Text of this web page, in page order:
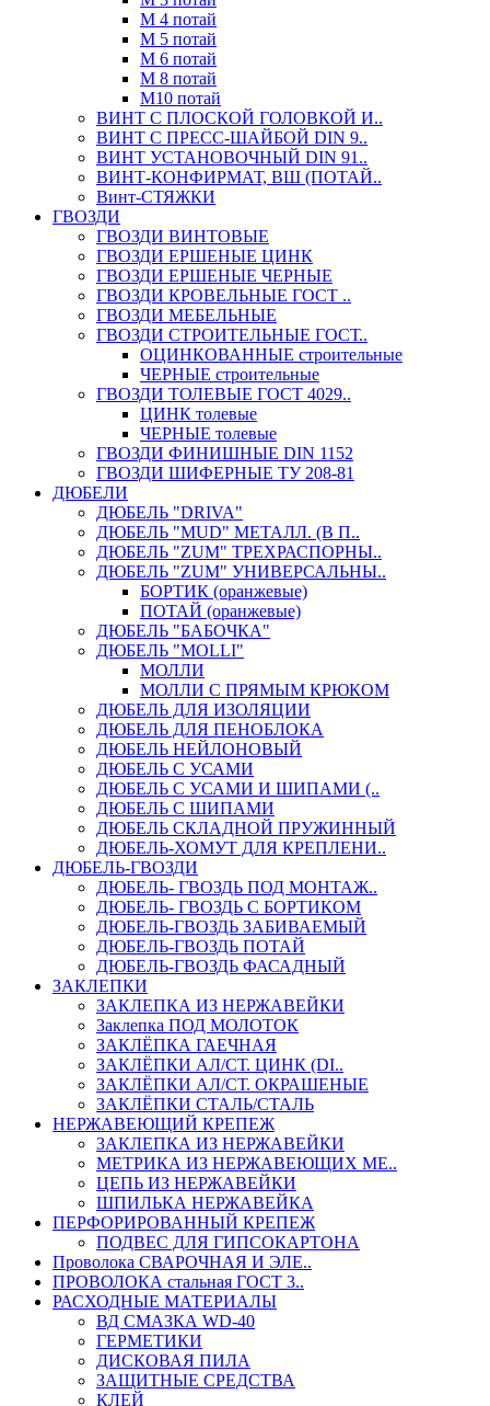
М 4 потай
М 5 потай
М 6 потай
М 8 потай
М10 потай
ВИНТ С ПЛОСКОЙ ГОЛОВКОЙ И..
ВИНТ С ПРЕСС-ШАЙБОЙ DIN 9..
ВИНТ УСТАНОВОЧНЫЙ DIN 91..
ВИНТ-КОНФИРМАТ, ВШ (ПОТАЙ..
Винт-СТЯЖКИ
ГВОЗДИ
ГВОЗДИ ВИНТОВЫЕ
ГВОЗДИ ЕРШЕНЫЕ ЦИНК
ГВОЗДИ ЕРШЕНЫЕ ЧЕРНЫЕ
ГВОЗДИ КРОВЕЛЬНЫЕ ГОСТ ..
ГВОЗДИ МЕБЕЛЬНЫЕ
ГВОЗДИ СТРОИТЕЛЬНЫЕ ГОСТ..
ОЦИНКОВАННЫЕ строительные
ЧЕРНЫЕ строительные
ГВОЗДИ ТОЛЕВЫЕ ГОСТ 4029..
ЦИНК толевые
ЧЕРНЫЕ толевые
ГВОЗДИ ФИНИШНЫЕ DIN 1152
ГВОЗДИ ШИФЕРНЫЕ ТУ 208-81
ДЮБЕЛИ
ДЮБЕЛЬ "DRIVA"
ДЮБЕЛЬ "MUD" МЕТАЛЛ. (В П..
ДЮБЕЛЬ "ZUM" ТРЕХРАСПОРНЫ..
ДЮБЕЛЬ "ZUM" УНИВЕРСАЛЬНЫ..
БОРТИК (оранжевые)
ПОТАЙ (оранжевые)
ДЮБЕЛЬ "БАБОЧКА"
ДЮБЕЛЬ "МOLLI"
МОЛЛИ
МОЛЛИ С ПРЯМЫМ КРЮКОМ
ДЮБЕЛЬ ДЛЯ ИЗОЛЯЦИИ
ДЮБЕЛЬ ДЛЯ ПЕНОБЛОКА
ДЮБЕЛЬ НЕЙЛОНОВЫЙ
ДЮБЕЛЬ С УСАМИ
ДЮБЕЛЬ С УСАМИ И ШИПАМИ (..
ДЮБЕЛЬ С ШИПАМИ
ДЮБЕЛЬ СКЛАДНОЙ ПРУЖИННЫЙ
ДЮБЕЛЬ-ХОМУТ ДЛЯ КРЕПЛЕНИ..
ДЮБЕЛЬ-ГВОЗДИ
ДЮБЕЛЬ- ГВОЗДЬ ПОД МОНТАЖ..
ДЮБЕЛЬ- ГВОЗДЬ С БОРТИКОМ
ДЮБЕЛЬ-ГВОЗДЬ ЗАБИВАЕМЫЙ
ДЮБЕЛЬ-ГВОЗДЬ ПОТАЙ
ДЮБЕЛЬ-ГВОЗДЬ ФАСАДНЫЙ
ЗАКЛЕПКИ
ЗАКЛЕПКА ИЗ НЕРЖАВЕЙКИ
Заклепка ПОД МОЛОТОК
ЗАКЛЁПКА ГАЕЧНАЯ
ЗАКЛЁПКИ АЛ/СТ. ЦИНК (DI..
ЗАКЛЁПКИ АЛ/СТ. ОКРАШЕНЫЕ
ЗАКЛЁПКИ СТАЛЬ/СТАЛЬ
НЕРЖАВЕЮЩИЙ КРЕПЕЖ
ЗАКЛЕПКА ИЗ НЕРЖАВЕЙКИ
МЕТРИКА ИЗ НЕРЖАВЕЮЩИХ МЕ..
ЦЕПЬ ИЗ НЕРЖАВЕЙКИ
ШПИЛЬКА НЕРЖАВЕЙКА
ПЕРФОРИРОВАННЫЙ КРЕПЕЖ
ПОДВЕС ДЛЯ ГИПСОКАРТОНА
Проволока СВАРОЧНАЯ И ЭЛЕ..
ПРОВОЛОКА стальная ГОСТ 3..
РАСХОДНЫЕ МАТЕРИАЛЫ
ВД СМАЗКА WD-40
ГЕРМЕТИКИ
ДИСКОВАЯ ПИЛА
ЗАЩИТНЫЕ СРЕДСТВА
КЛЕЙ